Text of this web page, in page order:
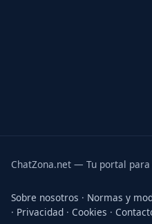
ChatZona.net — Tu portal
Sobre nosotros · Normas y
· Privacidad · Cookies ·